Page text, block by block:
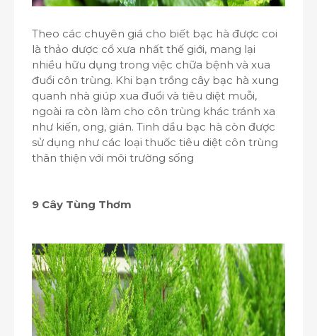
Theo các chuyên giá cho biết bạc hà được coi
là thảo dược cổ xưa nhất thế giới, mang lại
nhiều hữu dụng trong việc chữa bệnh và xua
đuổi côn trùng. Khi bạn trồng cây bạc hà xung
quanh nhà giúp xua đuổi và tiêu diệt muỗi,
ngoài ra còn làm cho côn trùng khác tránh xa
như kiến, ong, gián. Tinh dầu bạc hà còn được
sử dụng như các loại thuốc tiêu diệt côn trùng
thân thiện với môi trường sống
9 Cây Tùng Thơm